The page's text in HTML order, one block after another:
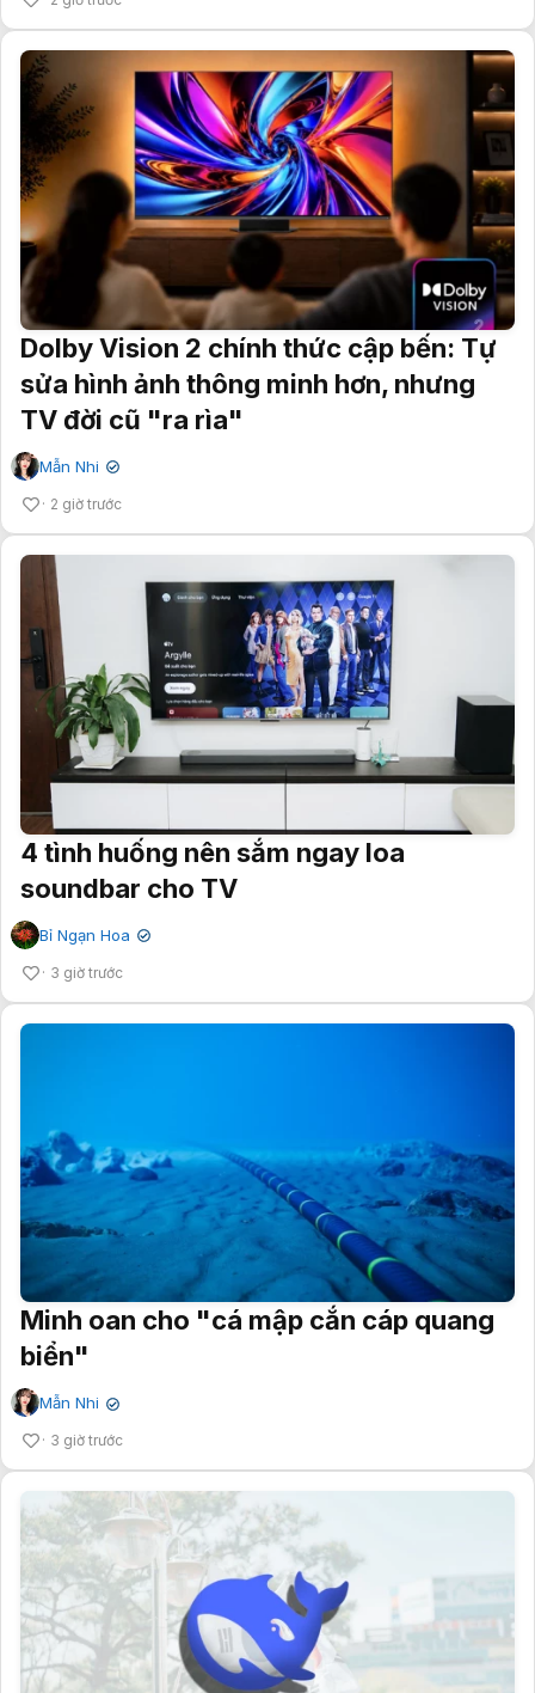
Dolby Vision 2 chính thức cập bến: Tự
sửa hình ảnh thông minh hơn, nhưng
TV đời cũ "ra rìa"
Mẫn Nhi ✔
2 giờ trước
4 tình huống nên sắm ngay loa
soundbar cho TV
Bỉ Ngạn Hoa ✔
3 giờ trước
Minh oan cho "cá mập cắn cáp quang
biển"
Mẫn Nhi ✔
3 giờ trước